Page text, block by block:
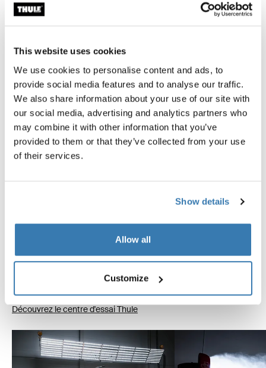
This website uses cookies
We use cookies to personalise content and ads, to
provide social media features and to analyse our traffic.
We also share information about your use of our site with
our social media, advertising and analytics partners who
may combine it with other information that you’ve
provided to them or that they’ve collected from your use
of their services.
Show details
Allow all
Customize
Commentaires
Testé à l’extrême
produits sont testés à l'extrême. Nos systèmes de
barres de toit sont conçus pour transporter votre
matériel et s'adapter à votre voiture de la manière la
nombreux tests réalisés.
Découvrez le centre d'essai Thule